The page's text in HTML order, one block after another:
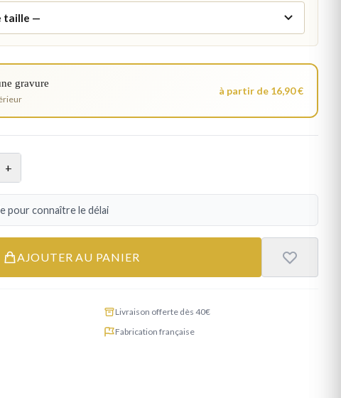
gravure à partir de 16,90 €
+
pour connaître le délai
AJOUTER AU PANIER
Livraison offerte dès 40€
Fabrication française